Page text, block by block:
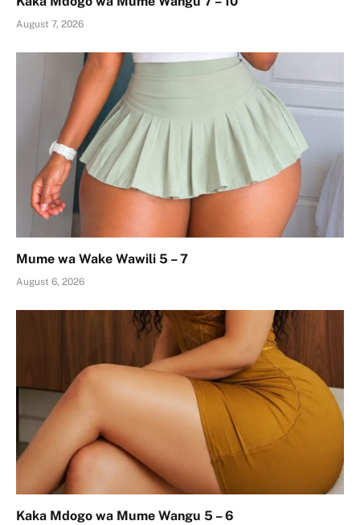
August 7, 2026
Mume wa Wake Wawili 5 – 7
August 6, 2026
Kaka Mdogo wa Mume Wangu 5 – 6